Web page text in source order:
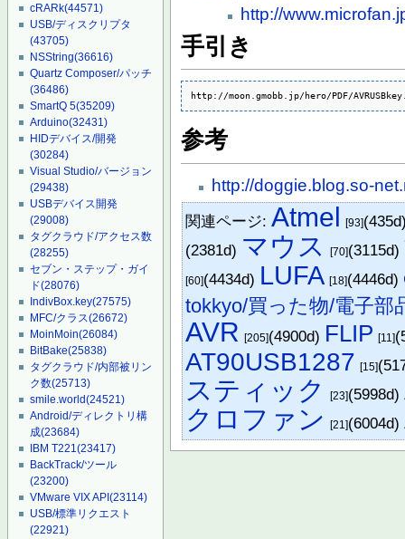
cRARk(44571)
USB/ディスクリプタ
(43705)
NSString(36616)
Quartz Composer/パッチ
(36486)
SmartQ 5(35209)
Arduino(32431)
HIDデバイス/開発
(30284)
Visual Studio/バージョン
(29438)
USBデバイス開発
(29008)
タグクラウド/アクセス数
(28255)
セブン・ステップ・ガイ
ド(28076)
IndivBox.key(27575)
MFC/クラス(26672)
MoinMoin(26084)
BitBake(25838)
タグクラウド/内部被リン
ク数(25713)
smile.world(24521)
Android/ディレクトリ構
成(23684)
IBM T221(23417)
BackTrack/ツール
(23200)
VMware VIX API(23114)
USB/標準リクエスト
(22921)
http://
手引き
http://moon.gmobb.jp/hero/PDF/
参考
http://doggie.blog.so-
関連ページ:Atmel [93]
(2381d) マウス [70](3115d)
[60](4434d) LUFA [18](4446d)
tokkyo/買った物/電子部
AVR [205](4900d) FLIP [11]
AT90USB1287 [15]
スティック [23](5998d)
クロファン [21](6004d)